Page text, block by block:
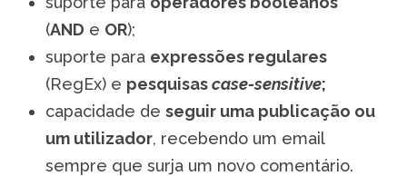
(AND e OR);
suporte para expressões regulares
(RegEx) e pesquisascase-sensitive;
capacidade de seguir uma publicação ou
um utilizador, recebendo um email
sempre que surja um novo comentário.